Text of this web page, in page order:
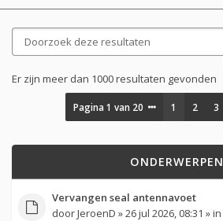
Er zijn meer dan 1000 resultaten gevonden
Pagina1 van 20 1 2 3
ONDERWERPEN
Vervangen seal antennavoet
doorJeroenD » 26 jul 2026, 08:31 » in